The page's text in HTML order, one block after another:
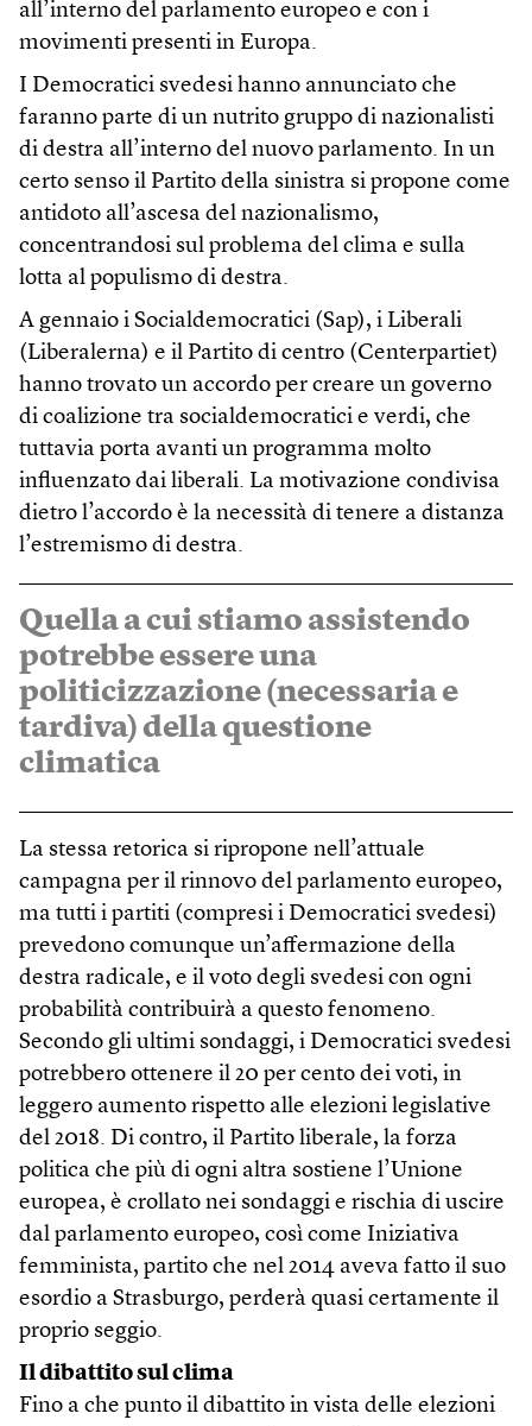
all’interno del parlamento europeo e con i
movimenti presenti in Europa.
I Democratici svedesi hanno annunciato che
faranno parte di un nutrito gruppo di nazionalisti
di destra all’interno del nuovo parlamento. In un
certo senso il Partito della sinistra si propone come
antidoto all’ascesa del nazionalismo,
concentrandosi sul problema del clima e sulla
lotta al populismo di destra.
A gennaio i Socialdemocratici (Sap), i Liberali
(Liberalerna) e il Partito di centro (Centerpartiet)
hanno trovato un accordo per creare un governo
di coalizione tra socialdemocratici e verdi, che
tuttavia porta avanti un programma molto
influenzato dai liberali. La motivazione condivisa
dietro l’accordo è la necessità di tenere a distanza
l’estremismo di destra.
Quella a cui stiamo assistendo
potrebbe essere una
politicizzazione (necessaria e
tardiva) della questione
climatica
La stessa retorica si ripropone nell’attuale
campagna per il rinnovo del parlamento europeo,
ma tutti i partiti (compresi i Democratici svedesi)
prevedono comunque un’affermazione della
destra radicale, e il voto degli svedesi con ogni
probabilità contribuirà a questo fenomeno.
Secondo gli ultimi sondaggi, i Democratici svedesi
potrebbero ottenere il 20 per cento dei voti, in
leggero aumento rispetto alle elezioni legislative
del 2018. Di contro, il Partito liberale, la forza
politica che più di ogni altra sostiene l’Unione
europea, è crollato nei sondaggi e rischia di uscire
dal parlamento europeo, così come Iniziativa
femminista, partito che nel 2014 aveva fatto il suo
esordio a Strasburgo, perderà quasi certamente il
proprio seggio.
Il dibattito sul clima
Fino a che punto il dibattito in vista delle elezioni